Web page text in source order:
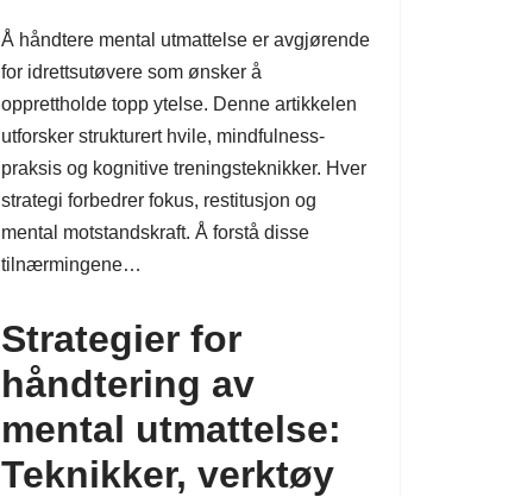
Å håndtere mental utmattelse er avgjørende
for idrettsutøvere som ønsker å
opprettholde topp ytelse. Denne artikkelen
utforsker strukturert hvile, mindfulness-
praksis og kognitive treningsteknikker. Hver
strategi forbedrer fokus, restitusjon og
mental motstandskraft. Å forstå disse
tilnærmingene…
Strategier for
håndtering av
mental utmattelse:
Teknikker, verktøy